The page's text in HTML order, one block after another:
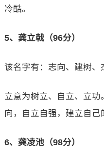
冷酷。
5、龚立戟（96分）
该名字有：志向、建树、
立意为树立、自立、立
向，自立自强，建立自己
6、龚凌池（98分）